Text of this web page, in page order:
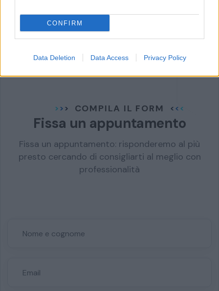
CONFIRM
Data Deletion Data Access Privacy Policy
COMPILA IL FORM
Fissa un appuntamento
Fissa un appuntamento: risponderemo al più
presto cercando di consigliarti al meglio con
professionalità